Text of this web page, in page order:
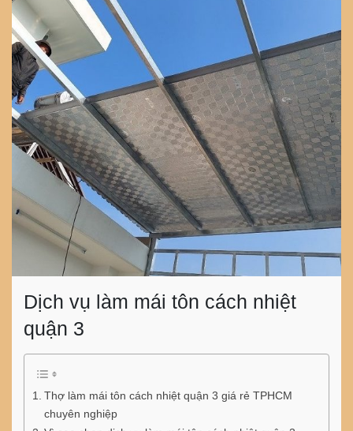
Dịch vụ làm mái tôn cách nhiệt
quận 3
Thợ làm mái tôn cách nhiệt quận 3 giá rẻ TPHCM
chuyên nghiệp